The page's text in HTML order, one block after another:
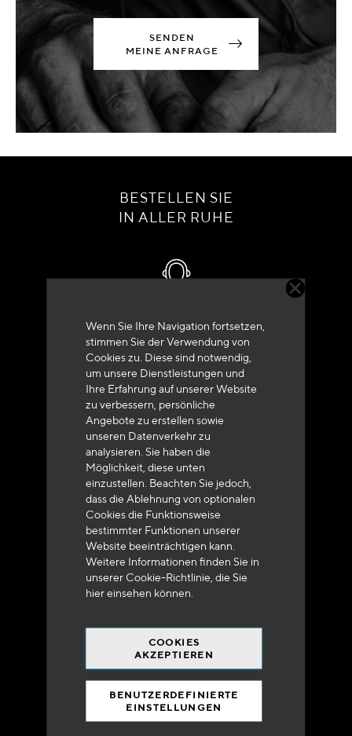
Wenn Sie Ihre Navigation fortsetzen,
stimmen Sie der Verwendung von
Cookies zu. Diese sind notwendig,
um unsere Dienstleistungen und
Ihre Erfahrung auf unserer Website
zu verbessern, persönliche
Angebote zu erstellen sowie
unseren Datenverkehr zu
analysieren. Sie haben die
Möglichkeit, diese unten
einzustellen. Beachten Sie jedoch,
dass die Ablehnung von optionalen
Cookies die Funktionsweise
bestimmter Funktionen unserer
Website beeinträchtigen kann.
Weitere Informationen finden Sie in
unserer Cookie-Richtlinie, die Sie
hiereinsehen können.
COOKIES
AKZEPTIEREN
BENUTZERDEFINIERTE
EINSTELLUNGEN
SENDEN
MEINE ANFRAGE
BESTELLEN SIE
IN ALLER RUHE
Kundenservice
+33 (0)4 79 72 62 22 Drücken 1
Lieferung innerhalb von 48 bis 72 Stunden in
Metropolitan-Frankreich
Versandkostenfrei
bei 250 Euros*
90% des Katalogs
in Verfügbarkeit